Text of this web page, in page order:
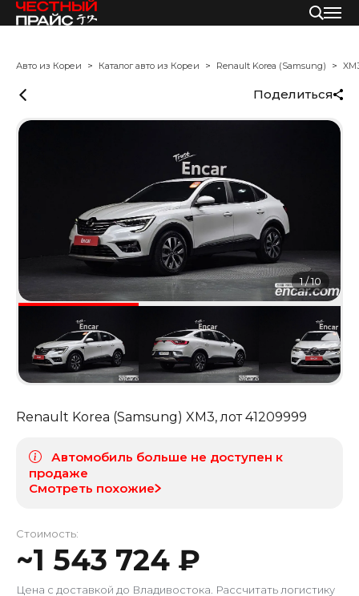
Авто из Кореи Каталог авто из Кореи Renault Korea (Samsung)
Поделиться
1/10
Renault Korea (Samsung) XM3, лот41209999
Автомобиль больше не доступен к
продаже
Смотреть похожие
Стоимость:
~1 543 724 ₽
Цена с доставкой до Владивостока. Рассчитать логистику